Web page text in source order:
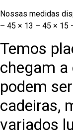
Nossas medidas
– 45 × 13 – 45 × 15
Temos
chegam a
podem
cadeiras,
variados